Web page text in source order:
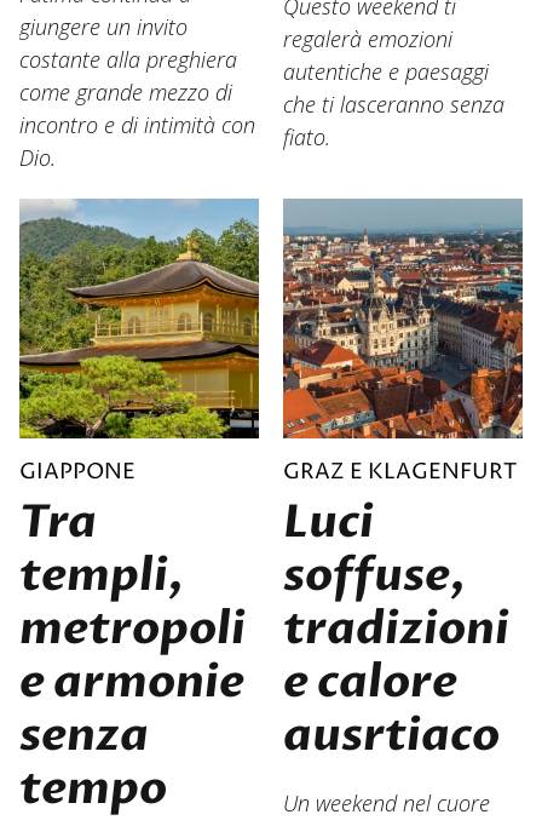
giungere un invito
costante alla preghiera
come grande mezzo di
incontro e di intimità con
Dio.
Questo weekend ti
regalerà emozioni
autentiche e paesaggi
che ti lasceranno senza
fiato.
GIAPPONE
Tra
templi,
metropoli
e armonie
senza
tempo
GRAZ E KLAGENFURT
Luci
soffuse,
tradizioni
e calore
ausrtiaco
Un weekend nel cuore